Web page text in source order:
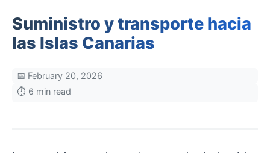
Suministro y transporte hacia
las Islas Canarias
📅 February 20, 2026
⏱️ 6 min read